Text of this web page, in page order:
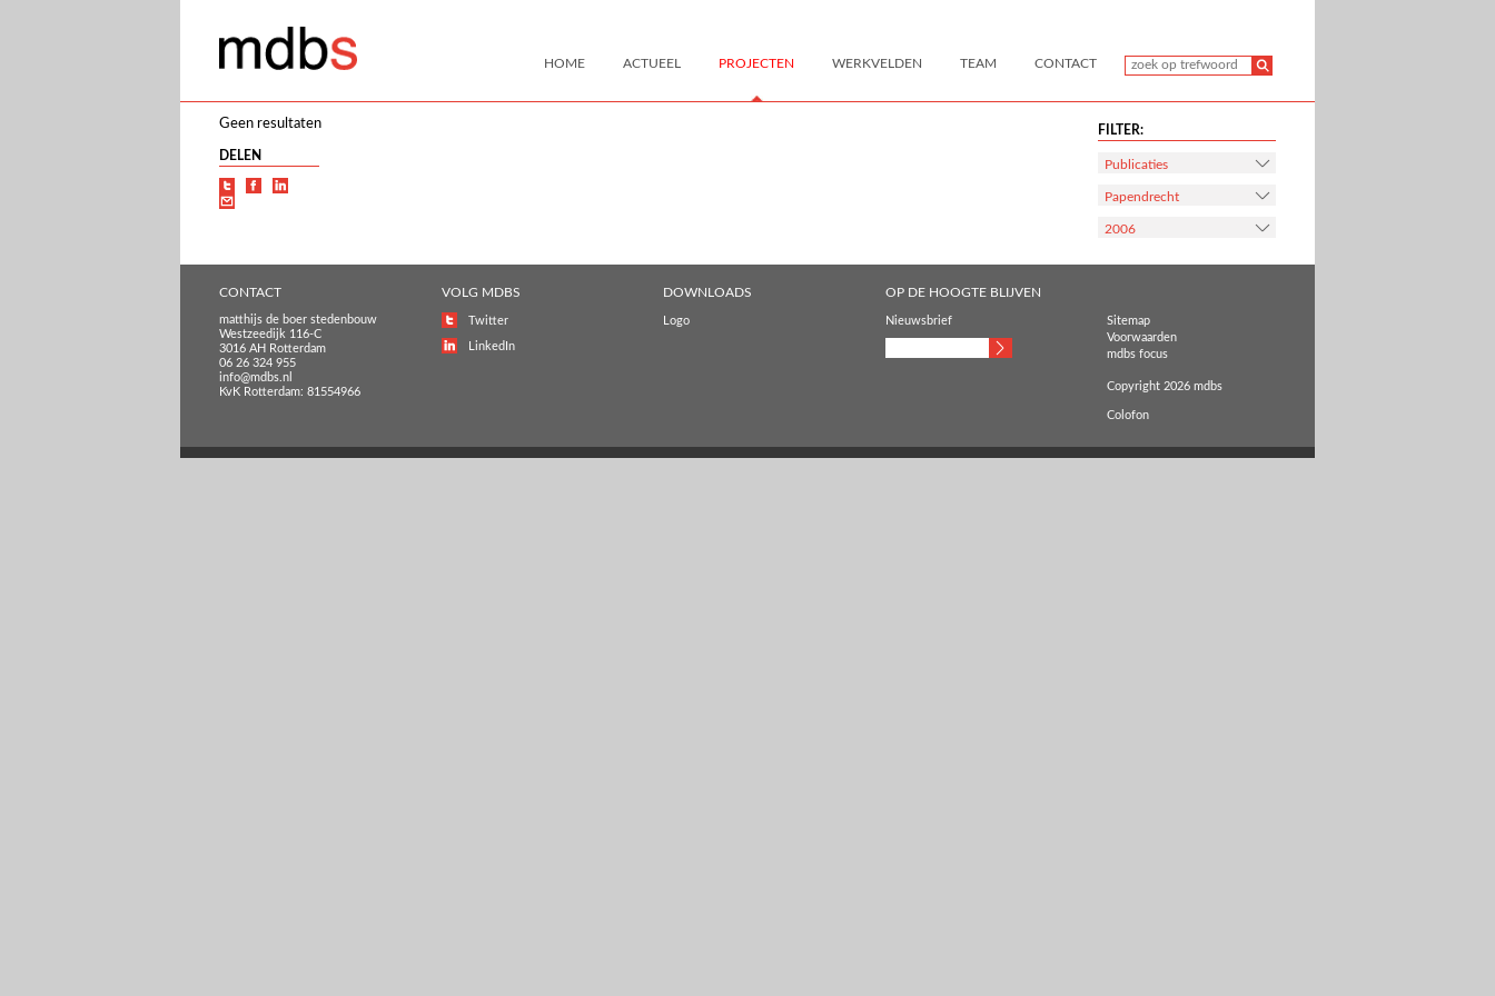
HOME ACTUEEL PROJECTEN WERKVELDEN TEAM CONTACT
Geen resultaten
DELEN
FILTER:
Publicaties
Papendrecht
2006
CONTACT
matthijs de boer stedenbouw
Westzeedijk 116-C
3016 AH Rotterdam
06 26 324 955
info@mdbs.nl
KvK Rotterdam: 81554966
VOLG MDBS
Twitter
LinkedIn
DOWNLOADS
Logo
OP DE HOOGTE BLIJVEN
Nieuwsbrief
Sitemap
Voorwaarden
mdbs focus
Copyright 2026 mdbs
Colofon